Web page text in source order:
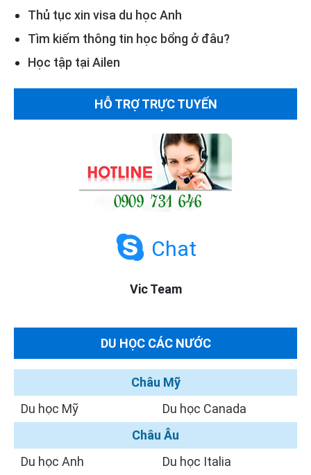
Thủ tục xin visa du học Anh
Tìm kiếm thông tin học bổng ở đâu?
Học tập tại Ailen
HỖ TRỢ TRỰC TUYẾN
Chat
Vic Team
DU HỌC CÁC NƯỚC
Châu Mỹ
Du học Mỹ
Du học Canada
Châu Âu
Du học Anh
Du học Italia